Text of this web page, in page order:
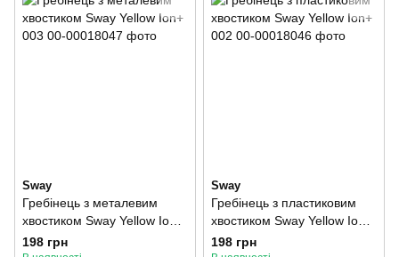
Sway
Гребінець з металевим
хвостиком Sway Yellow Ion+
003
198 грн
Sway
Гребінець з пластиковим
хвостиком Sway Yellow Ion+
002
198 грн